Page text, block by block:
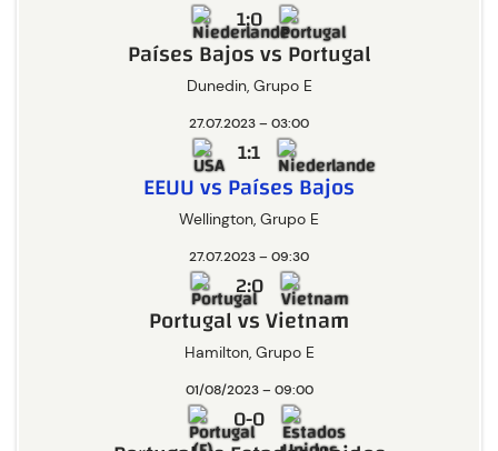
Dunedin, Grupo E
1:0
Países Bajos vs Portugal
27.07.2023 – 03:00
Wellington, Grupo E
1:1
EEUU vs Países Bajos
27.07.2023 – 09:30
Hamilton, Grupo E
2:0
Portugal vs Vietnam
01/08/2023 – 09:00
0-0